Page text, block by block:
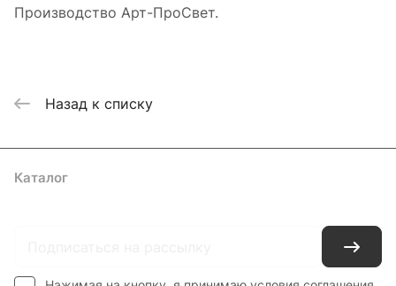
Производство Арт-ПроСвет.
Назад к списку
Каталог